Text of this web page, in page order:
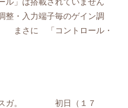
ル」は搭載されていません
・入力端子毎のゲイン調
まさに 「コントロール・
スガ。 初日（１７